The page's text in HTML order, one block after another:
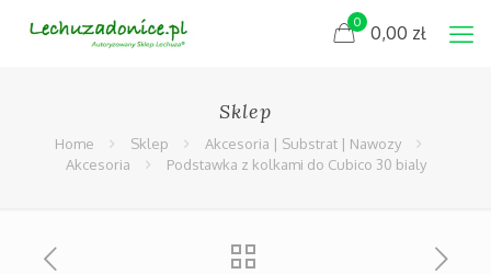
0 0,00 zł
Sklep
Home Sklep
Akcesoria | Substrat | Nawozy
Akcesoria
Podstawka z kolkami do Cubico 30 bialy